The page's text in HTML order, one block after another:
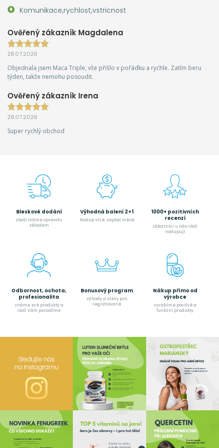
Komunikace,rychlost,vstricnost
Ověřený zákazník Magdalena
28.07.2026
Objednala jsem Maca Triple, vše přišlo v pořádku a rychle. Zatím beru
týden, takže nemohu posoudit.
Ověřený zákazník Irena
28.07.2026
Super rychlý obchod
Bleskové dodání
zboží máme opravdu
skladem
Výhodná balení 2+1
Nakup více, zaplať méně
1000+ pozitivních
recenzí
zákazníci u nás rádi
nakupují
Odbornost, ochota,
profesionalita
známe své produkty a
rádi Vám poradíme
Bonusový program
výhody a slevy pro
registrované
Nákup přímo od
výrobce
vyrábíme poctívé a
funkční produkty